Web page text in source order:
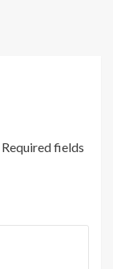
Required fields